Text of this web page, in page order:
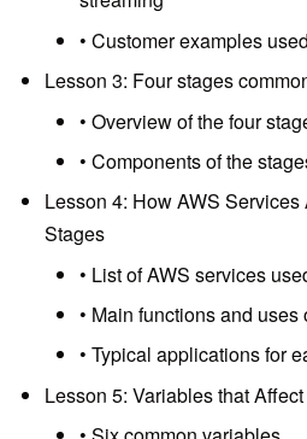
• Customer examples
Lesson 3: Four stages
• Overview of the four
• Components of the
Lesson 4: How AWS
Stages
• List of AWS services
• Main functions and uses
• Typical applications for
Lesson 5: Variables that